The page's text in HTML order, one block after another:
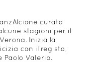
curata
stagioni per il
Inizia la
con il regista,
Paolo Valerio.